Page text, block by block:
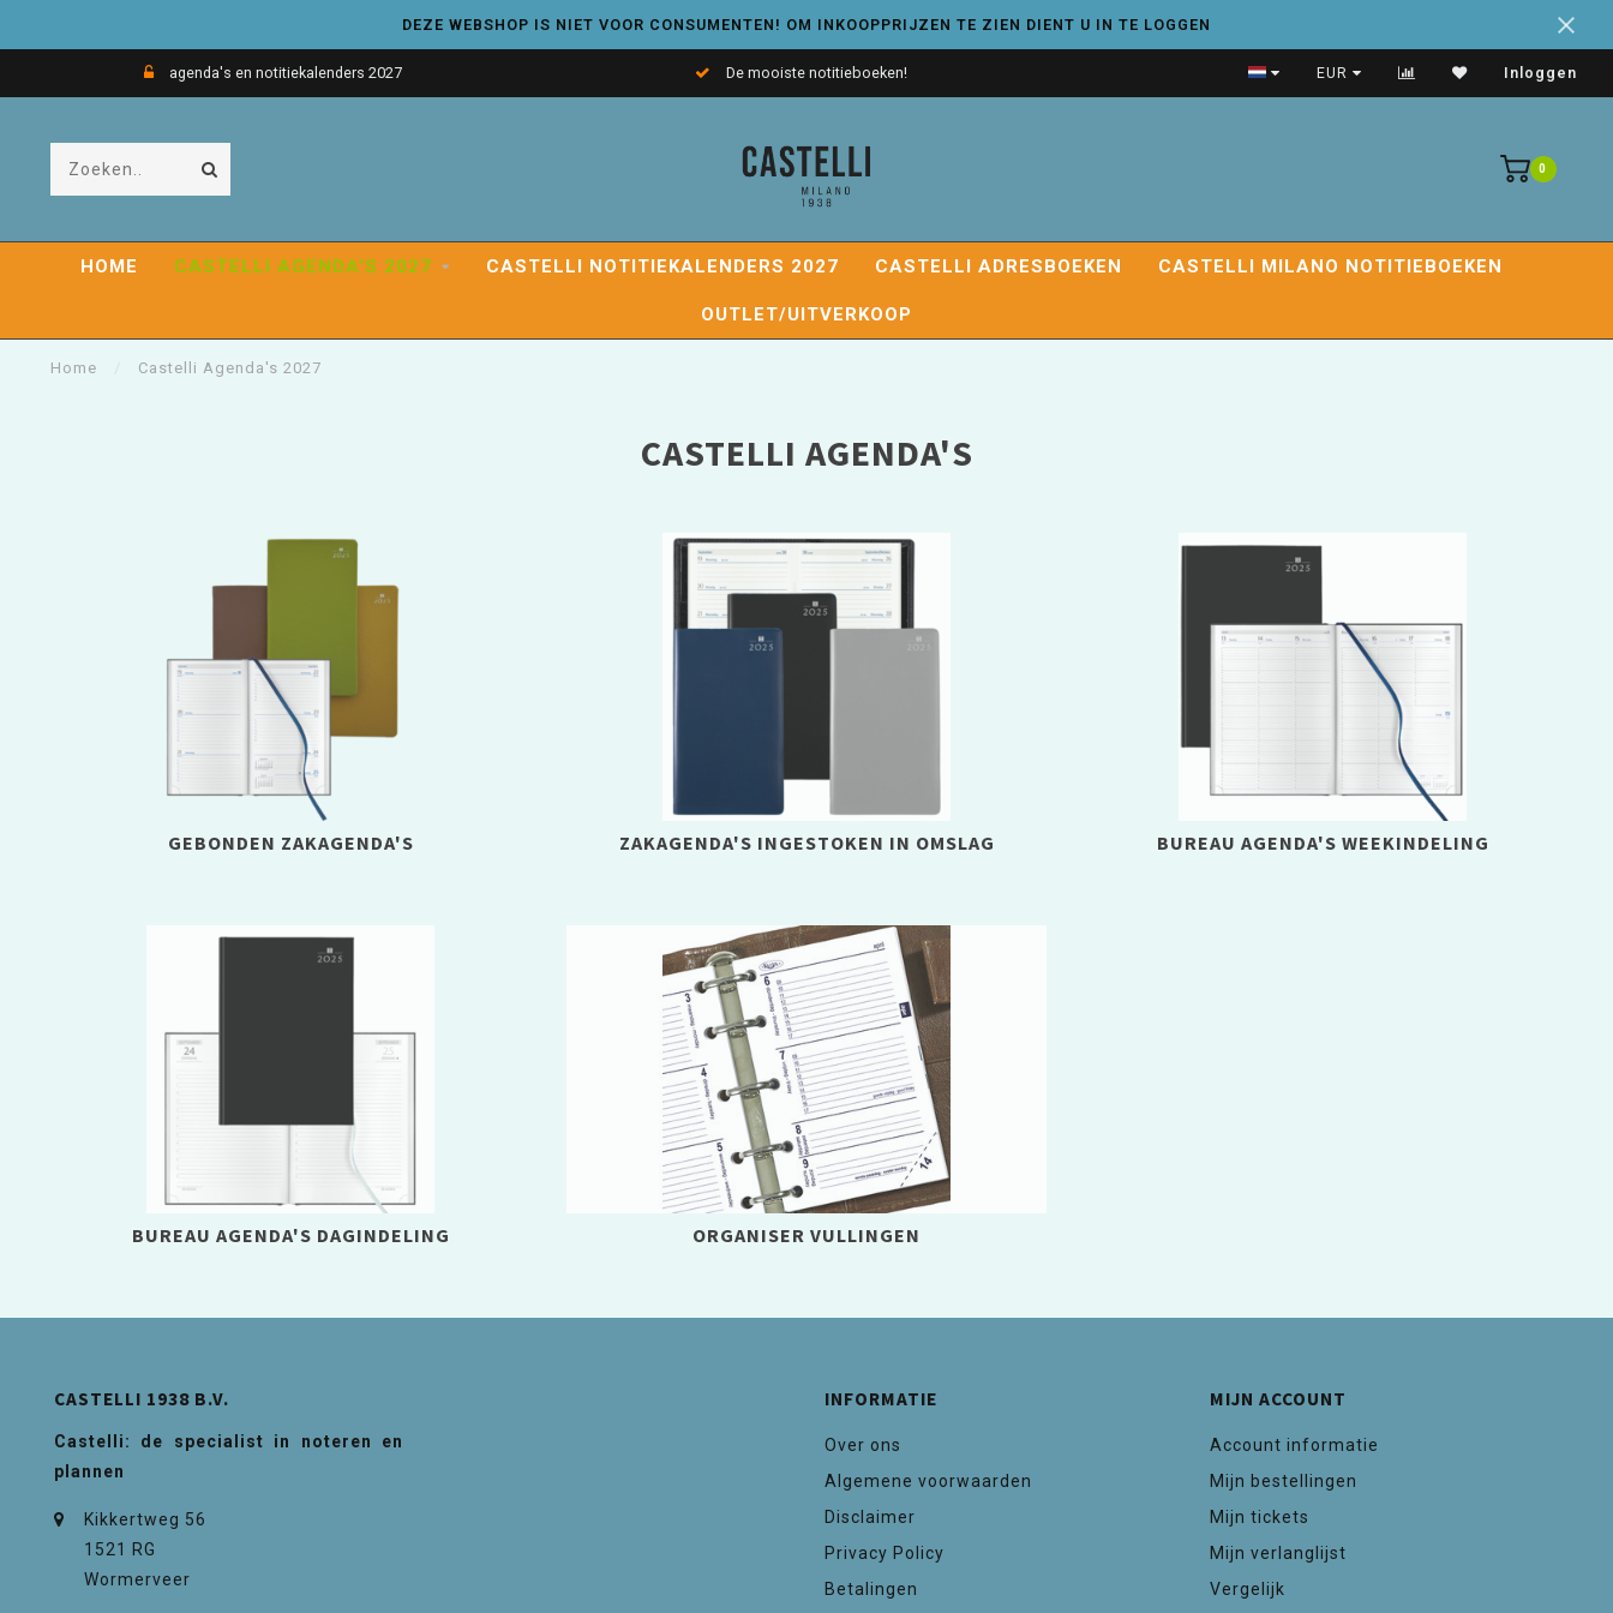
DEZE WEBSHOP IS NIET VOOR CONSUMENTEN! OM INKOOPPRIJZEN TE ZIEN DIENT U IN TE LOGGEN
agenda's en notitiekalenders 2027 De mooiste notitieboeken! Handige adresboeken
EUR Inloggen
0
HOME CASTELLI AGENDA'S 2027 CASTELLI NOTITIEKALENDERS 2027 CASTELLI ADRESBOEKEN CASTELLI MILANO NOTITIEBOEKEN
OUTLET/UITVERKOOP
Home Castelli Agenda's 2027
CASTELLI AGENDA'S
GEBONDEN ZAKAGENDA'S ZAKAGENDA'S INGESTOKEN IN OMSLAG BUREAU AGENDA'S WEEKINDELING
BUREAU AGENDA'S DAGINDELING ORGANISER VULLINGEN
CASTELLI 1938 B.V.
Castelli: de specialist in noteren en
plannen
Kikkertweg 56
1521 RG
Wormerveer
INFORMATIE
Over ons
Algemene voorwaarden
Disclaimer
Privacy Policy
Betalingen
MIJN ACCOUNT
Account informatie
Mijn bestellingen
Mijn tickets
Mijn verlanglijst
Vergelijk